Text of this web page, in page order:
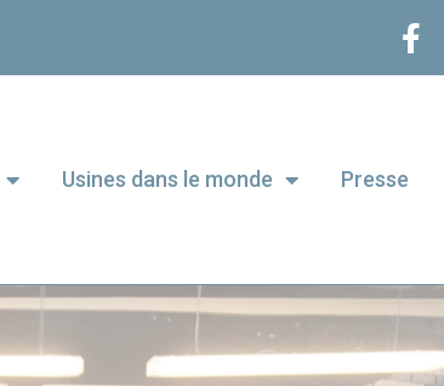
Usines dans le monde Presse